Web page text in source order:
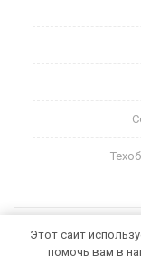
Этот сайт
помочь вам в